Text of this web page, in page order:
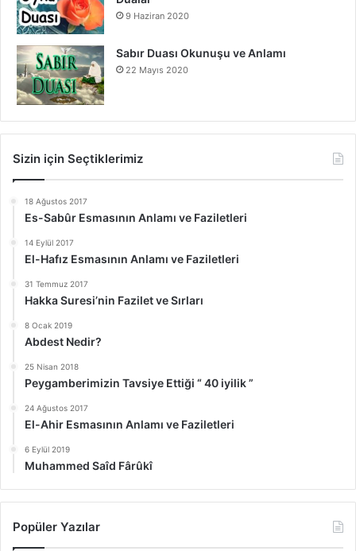
9 Haziran 2020
Sabır Duası Okunuşu ve Anlamı
22 Mayıs 2020
Sizin için Seçtiklerimiz
18 Ağustos 2017
Es-Sabûr Esmasının Anlamı ve Faziletleri
14 Eylül 2017
El-Hafız Esmasının Anlamı ve Faziletleri
31 Temmuz 2017
Hakka Suresi’nin Fazilet ve Sırları
8 Ocak 2019
Abdest Nedir?
25 Nisan 2018
Peygamberimizin Tavsiye Ettiği “ 40 iyilik ”
24 Ağustos 2017
El-Ahir Esmasının Anlamı ve Faziletleri
6 Eylül 2019
Muhammed Saîd Fârûkî
Popüler Yazılar